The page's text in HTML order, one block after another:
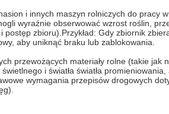
i innych maszyn rolniczych do pracy
wyraźnie obserwować wzrost roślin,
postęp zbioru). Przykład: Gdy zbiornik
aby uniknąć braku lub zablokowania.
przewożących materiały rolne (takie jak
i światła światła
wymagania przepisów drogowych